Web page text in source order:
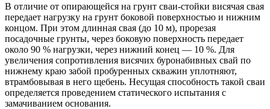
В отличие от опирающейся на грунт сваи-стойки висячая свая
передает нагрузку на грунт боковой поверхностью и нижним
концом. При этом длинная свая (до 10 м), прорезая
посадочные грунты, через боковую поверхность передает
около 90 % нагрузки, через нижний конец — 10 %. Для
увеличения сопротивления висячих буронабивных свай по
нижнему краю забой пробуренных скважин уплотняют,
втрамбовывая в него щебень. Несущая способность такой сваи
определяется проведением статического испытания с
замачиванием основания.